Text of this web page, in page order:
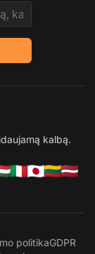
kalbą.
politikaGDPR